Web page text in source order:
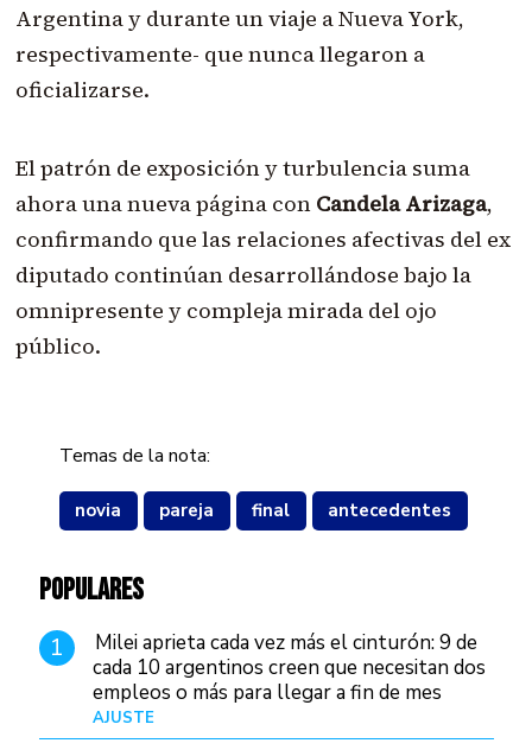
Argentina y durante un viaje a Nueva York,
respectivamente- que nunca llegaron a
oficializarse.
El patrón de exposición y turbulencia suma
ahora una nueva página con Candela Arizaga,
confirmando que las relaciones afectivas del ex
diputado continúan desarrollándose bajo la
omnipresente y compleja mirada del ojo
público.
Temas de la nota:
novia pareja final antecedentes
POPULARES
1
Milei aprieta cada vez más el cinturón: 9 de
cada 10 argentinos creen que necesitan dos
empleos o más para llegar a fin de mes
AJUSTE